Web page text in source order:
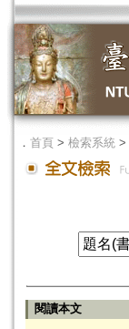
． 首頁 > 檢索系統 >
閱讀本文